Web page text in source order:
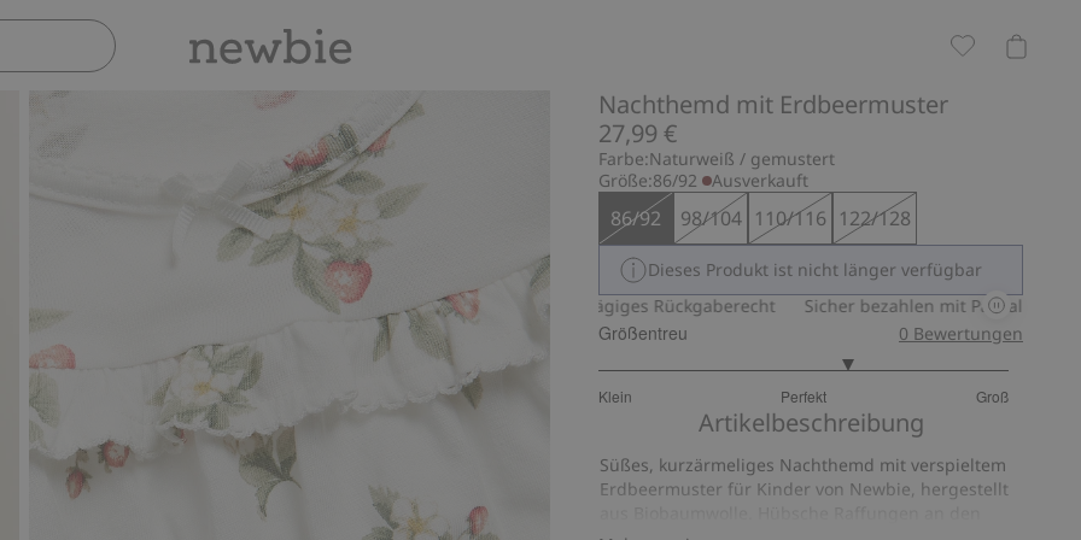
Nachthemd mit Erdbeermuster
27,99 €
Farbe:Naturweiß / gemustert
Größe:86/92 Ausverkauft
86/92 98/104 110/116 122/128
Dieses Produkt ist nicht länger verfügbar
Sicher bezahlen mit PayPal & Apple Pay
30-tägiges Rückgaberecht Sicher bezahlen mit PayPal & Apple
Größentreu
Klein Perfekt Groß
von
18
Bewertungen
0 Bewertungen
Artikelbeschreibung
Süßes, kurzärmeliges Nachthemd mit verspieltem
Erdbeermuster für Kinder von Newbie, hergestellt